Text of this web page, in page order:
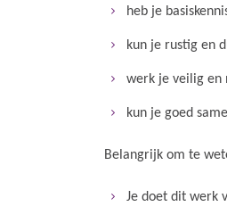
heb je
kun je rustig en
werk je veilig en
kun je goed
Belangrijk om te
Je doet dit werk